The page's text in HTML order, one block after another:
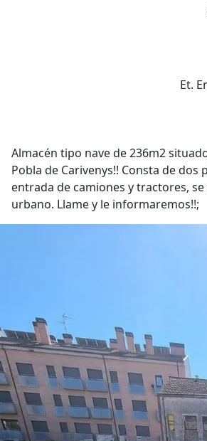
Et.
Almacén tipo nave de 236m2
Pobla de Carivenys!! Consta de
entrada de camiones y tractores,
urbano. Llame y le informaremos!!;